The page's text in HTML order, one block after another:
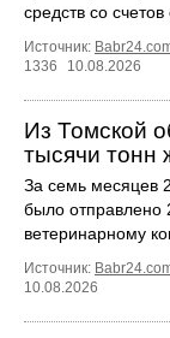
средств со
Источник:
1336
10.08.2026
Из Томской
тысячи тонн
За семь месяцев
было отправлено
ветеринарному
Источник:
10.08.2026